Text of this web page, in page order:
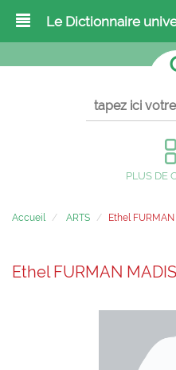
Le Dictionnaire
PLUS DE
Accueil ARTS Ethel
Ethel FURMAN